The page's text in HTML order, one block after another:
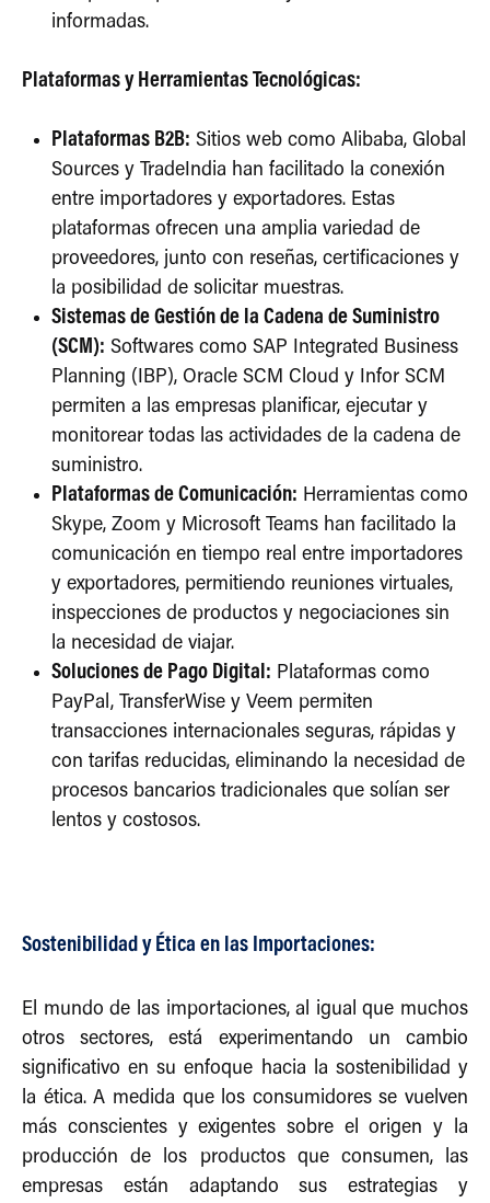
informadas.
Plataformas y Herramientas Tecnológicas:
Plataformas B2B: Sitios web como Alibaba, Global
Sources y TradeIndia han facilitado la conexión
entre importadores y exportadores. Estas
plataformas ofrecen una amplia variedad de
proveedores, junto con reseñas, certificaciones y
la posibilidad de solicitar muestras.
Sistemas de Gestión de la Cadena de Suministro
(SCM): Softwares como SAP Integrated Business
Planning (IBP), Oracle SCM Cloud y Infor SCM
permiten a las empresas planificar, ejecutar y
monitorear todas las actividades de la cadena de
suministro.
Plataformas de Comunicación: Herramientas como
Skype, Zoom y Microsoft Teams han facilitado la
comunicación en tiempo real entre importadores
y exportadores, permitiendo reuniones virtuales,
inspecciones de productos y negociaciones sin
la necesidad de viajar.
Soluciones de Pago Digital: Plataformas como
PayPal, TransferWise y Veem permiten
transacciones internacionales seguras, rápidas y
con tarifas reducidas, eliminando la necesidad de
procesos bancarios tradicionales que solían ser
lentos y costosos.
Sostenibilidad y Ética en las Importaciones:
El mundo de las importaciones, al igual que muchos
otros sectores, está experimentando un cambio
significativo en su enfoque hacia la sostenibilidad y
la ética. A medida que los consumidores se vuelven
más conscientes y exigentes sobre el origen y la
producción de los productos que consumen, las
empresas están adaptando sus estrategias y